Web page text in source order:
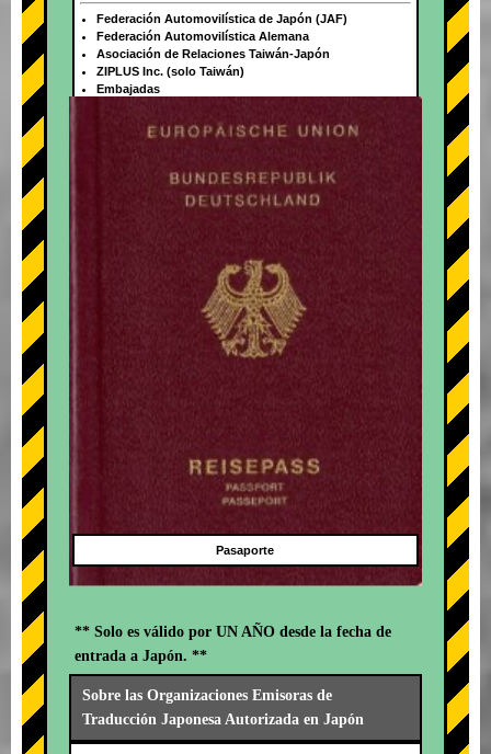
+
Federación Automovilística de Japón (JAF)
Federación Automovilística Alemana
Asociación de Relaciones Taiwán-Japón
ZIPLUS Inc. (solo Taiwán)
Embajadas
Pasaporte
** Solo es válido por UN AÑO desde la fecha de
entrada a Japón. **
Sobre las Organizaciones Emisoras de
Traducción Japonesa Autorizada en Japón